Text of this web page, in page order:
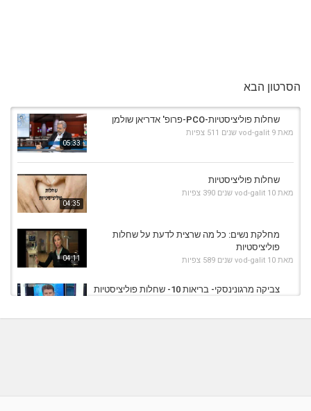
הסרטון הבא
05:33
שחלות פוליציסטיות-PCO-פרופ' אדריאן שולמן
מאת vod-galit 9 שנים 511 צפיות
04:35
שחלות פוליציסטיות
מאת vod-galit 10 שנים 390 צפיות
04:11
מחלקת נשים: כל מה שרצית לדעת על שחלות
פוליציסטיות
מאת vod-galit 10 שנים 589 צפיות
צביקה מרגונינסקי- בריאות 10- שחלות פוליציסטיות